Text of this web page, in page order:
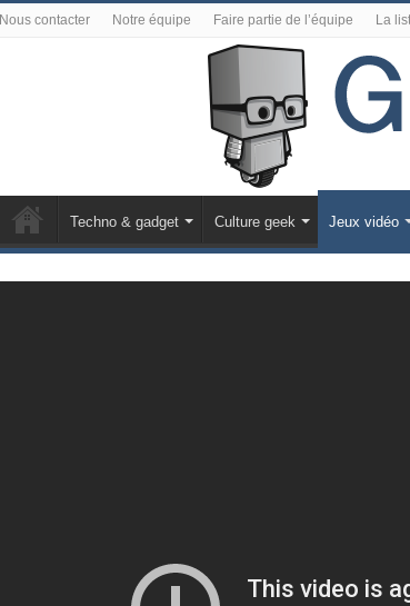
Nous contacter Notre équipe Faire partie de l’équipe La
Techno & gadget Culture geek Jeux vidéo